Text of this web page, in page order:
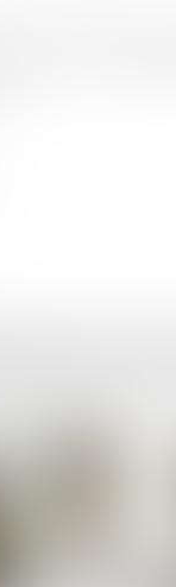
du Code civil,
de sa
assurance
le coup ? »